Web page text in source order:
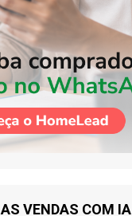
VENDAS COM IA